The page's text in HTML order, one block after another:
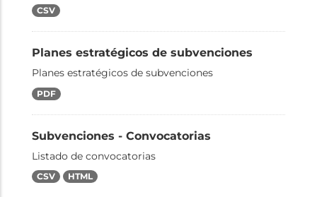
CSV
Planes estratégicos de subvenciones
Planes estratégicos de subvenciones
PDF
Subvenciones - Convocatorias
Listado de convocatorias
CSV HTML